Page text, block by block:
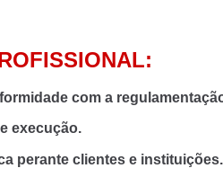
com a
execução.
perante clientes e instituições.